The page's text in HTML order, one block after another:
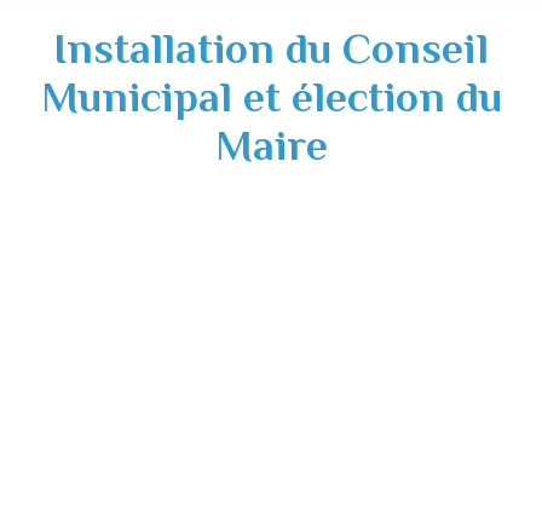
Installation du Conseil
Municipal et élection du
Maire